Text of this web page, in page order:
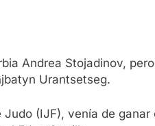
Andrea Stojadinov,
Urantsetseg.
(IJF), venía de